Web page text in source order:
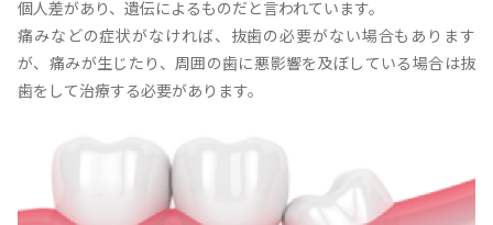
個人差があり、遺伝によるものだと言われています。
痛みなどの症状がなければ、抜歯の必要がない場合もあります
が、痛みが生じたり、周囲の歯に悪影響を及ぼしている場合は抜
歯をして治療する必要があります。